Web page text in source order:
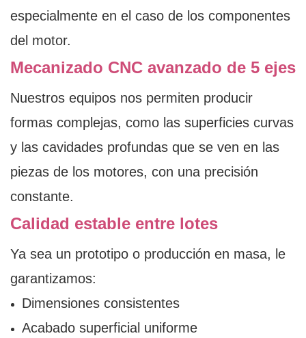
especialmente en el caso de los componentes
del motor.
Mecanizado CNC avanzado de 5 ejes
Nuestros equipos nos permiten producir
formas complejas, como las superficies curvas
y las cavidades profundas que se ven en las
piezas de los motores, con una precisión
constante.
Calidad estable entre lotes
Ya sea un prototipo o producción en masa, le
garantizamos:
Dimensiones consistentes
Acabado superficial uniforme